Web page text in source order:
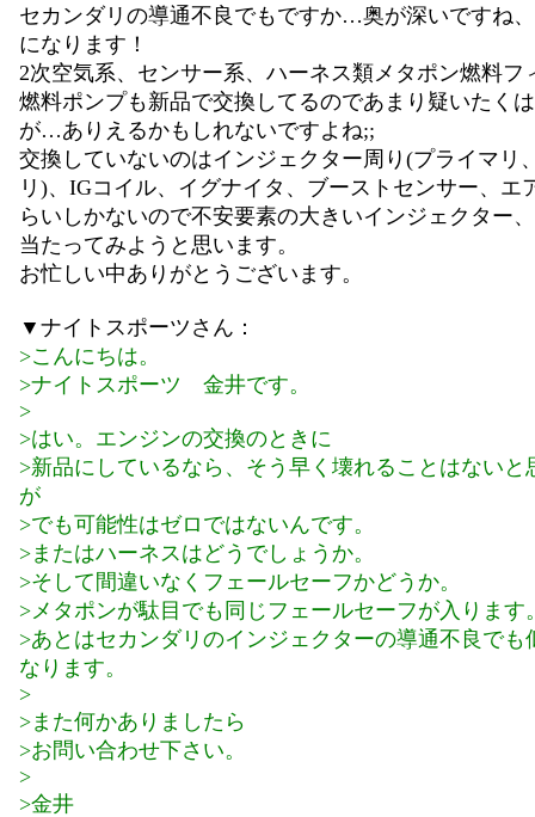
セカンダリの導通不良でもですか…奥が深いですね
になります！
2次空気系、センサー系、ハーネス類メタポン燃料フ
燃料ポンプも新品で交換してるのであまり疑いたく
が…ありえるかもしれないですよね;;
交換していないのはインジェクター周り(プライマリ
リ)、IGコイル、イグナイタ、ブーストセンサー、エ
らいしかないので不安要素の大きいインジェクター
当たってみようと思います。
お忙しい中ありがとうございます。
▼ナイトスポーツさん：
>こんにちは。
>ナイトスポーツ 金井です。
>
>はい。エンジンの交換のときに
>新品にしているなら、そう早く壊れることはないと
が
>でも可能性はゼロではないんです。
>またはハーネスはどうでしょうか。
>そして間違いなくフェールセーフかどうか。
>メタポンが駄目でも同じフェールセーフが入ります
>あとはセカンダリのインジェクターの導通不良でも
なります。
>
>また何かありましたら
>お問い合わせ下さい。
>
>金井